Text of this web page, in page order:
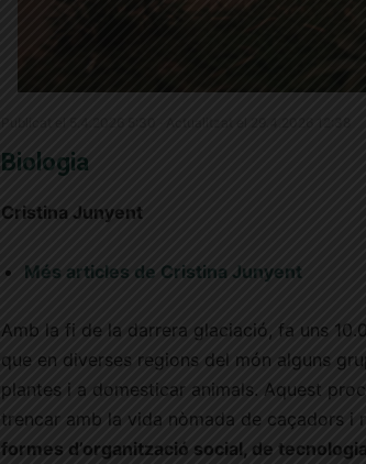
Biologia
Cristina Junyent
Més articles de Cristina Junyent
Amb la fi de la darrera glaciació, fa uns
que en diverses regions del món alguns
plantes i a domesticar animals. Aquest
trencar amb la vida nòmada de caçadors i
formes d’organització social, de